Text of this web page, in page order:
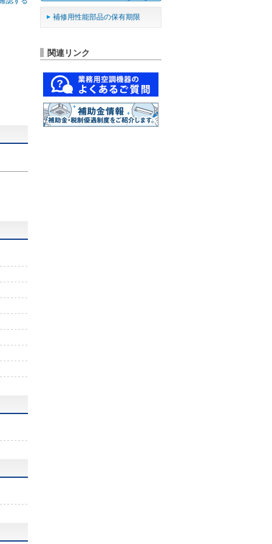
補修用性能部品の保有期限
関連リンク